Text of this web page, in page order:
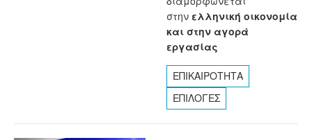
στην ελληνική οικονομία
και στην αγορά
εργασίας
ΕΠΙΚΑΙΡΟΤΗΤΑ
ΕΠΙΛΟΓΕΣ